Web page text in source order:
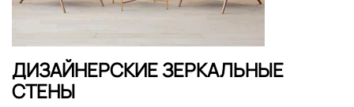
ДИЗАЙНЕРСКИЕ ЗЕРКАЛЬНЫЕ
СТЕНЫ